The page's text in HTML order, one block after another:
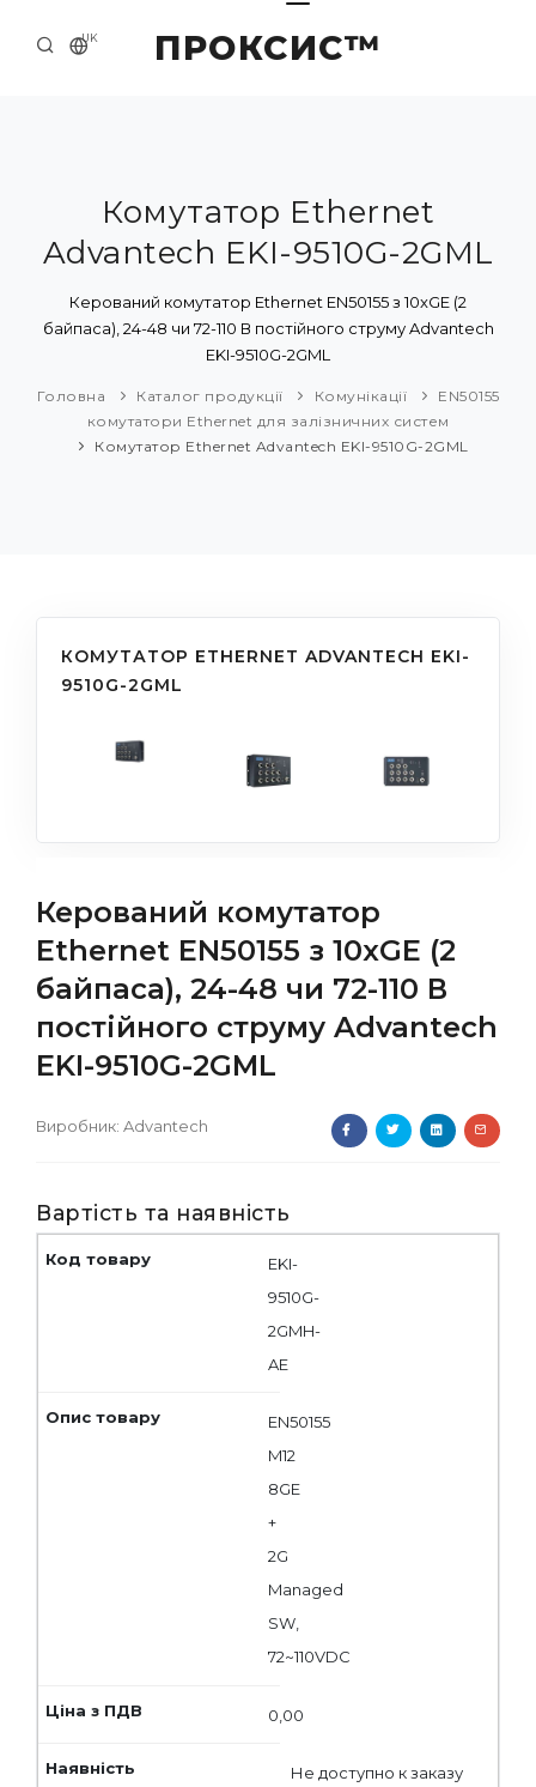
ПРОКСИС™
UK
ПРО НАС
ПРИКЛАДИ ТА РІШЕННЯ
КАТАЛОГ ПРОДУКЦІЇ
Комутатор Ethernet
Advantech EKI-9510G-2GML
Керований комутатор Ethernet EN50155 з 10xGE (2
байпаса), 24-48 чи 72-110 В постійного струму Advantech
EKI-9510G-2GML
Головна Каталог продукції Комунікації
EN50155
комутатори Ethernet для залізничних систем
Комутатор Ethernet Advantech EKI-9510G-2GML
КОМУТАТОР ETHERNET ADVANTECH EKI-
9510G-2GML
Керований комутатор
Ethernet EN50155 з 10xGE (2
байпаса), 24-48 чи 72-110 В
постійного струму Advantech
EKI-9510G-2GML
Виробник: Advantech
Вартість та наявність
EKI-
9510G-
2GMH-
AE
EN50155
M12
8GE
+
2G
Managed
SW,
72~110VDC
0,00
Не доступно к заказу